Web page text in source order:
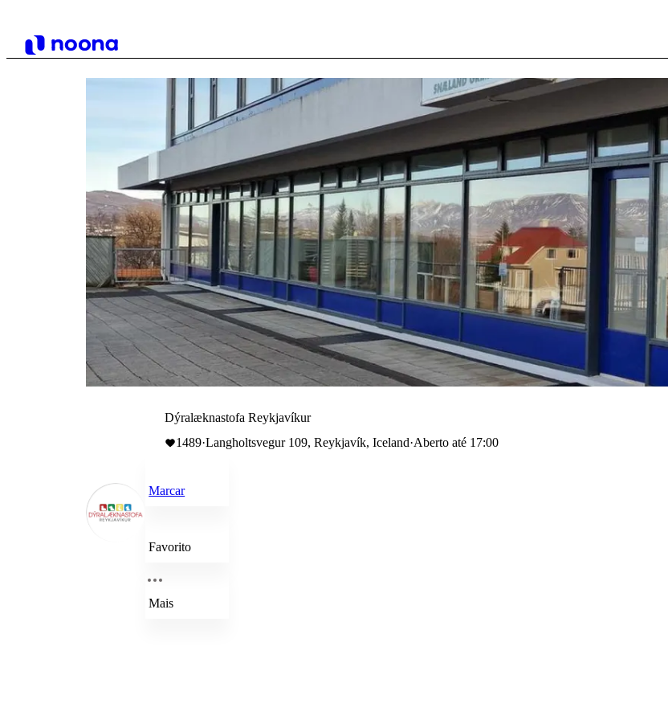
Dýralæknastofa Reykjavíkur
1489·Langholtsvegur 109, Reykjavík, Iceland·Aberto até 17:00
Marcar
Favorito
Mais